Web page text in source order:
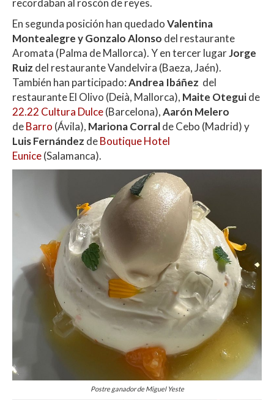
recordaban al roscón de reyes.
En segunda posición han quedadoValentina
Montealegre y Gonzalo Alonso del restaurante
Aromata (Palma de Mallorca). Y en tercer lugarJorge
Ruiz del restaurante Vandelvira (Baeza, Jaén).
También han participado:Andrea Ibáñez del
restaurante El Olivo (Deià, Mallorca), Maite Oteguide
22.22 Cultura Dulce(Barcelona),Aarón Melero
deBarro (Ávila), Mariona Corralde Cebo (Madrid)y
Luis Fernández deBoutique Hotel
Eunice(Salamanca).
Postre ganador de Miguel Yeste